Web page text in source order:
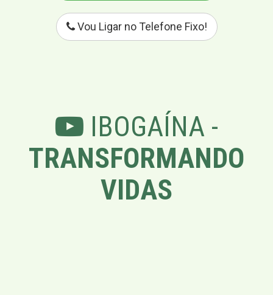
Vou Ligar no Telefone Fixo!
IBOGAÍNA -
TRANSFORMANDO
VIDAS